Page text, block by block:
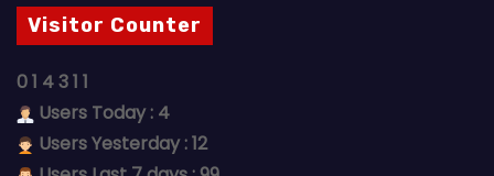
Visitor Counter
01 431 1
Users Today : 4
Users Yesterday : 12